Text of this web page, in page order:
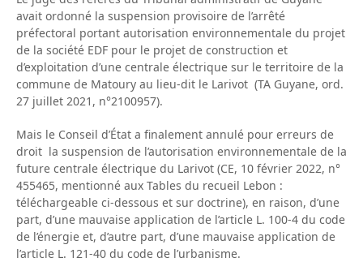
avait ordonné la suspension provisoire de l’arrêté
préfectoral portant autorisation environnementale du projet
de la société EDF pour le projet de construction et
d’exploitation d’une centrale électrique sur le territoire de la
commune de Matoury au lieu-dit le Larivot (TA Guyane, ord.
27 juillet 2021, n°2100957).
Mais le Conseil d’État a finalement annulé pour erreurs de
droit la suspension de l’autorisation environnementale de la
future centrale électrique du Larivot (CE, 10 février 2022, n°
455465, mentionné aux Tables du recueil Lebon :
téléchargeable ci-dessous et sur doctrine), en raison, d’une
part, d’une mauvaise application de l’article L. 100-4 du code
de l’énergie et, d’autre part, d’une mauvaise application de
l’article L. 121-40 du code de l’urbanisme.